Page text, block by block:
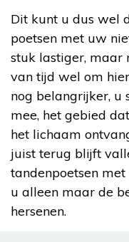
Dit kunt u dus wel
poetsen met uw
stuk lastiger, maar
van tijd wel om
nog belangrijker, u
mee, het gebied
het lichaam
juist terug blijft
tandenpoetsen
u alleen maar de
hersenen.